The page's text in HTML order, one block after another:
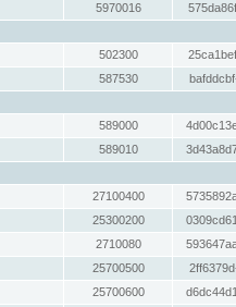
5970016
502300
587530
589000
589010
27100400
25300200
2710080
25700500
25700600